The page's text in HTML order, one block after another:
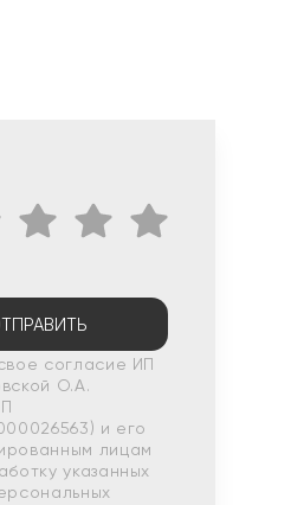
согласие ИП
О.А.
и его
лицам
указанных